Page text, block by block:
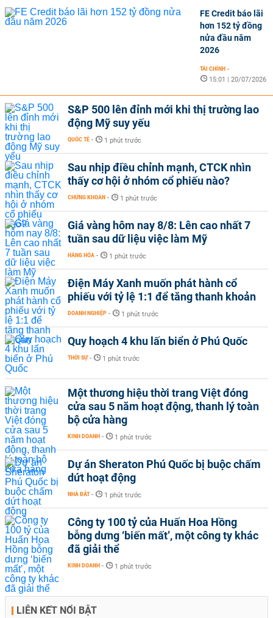
FE Credit báo lãi
hơn 152 tỷ đồng
nửa đầu năm
2026
TÀI CHÍNH -
15:01 | 20/07/2026
S&P 500 lên đỉnh mới khi thị trường lao
động Mỹ suy yếu
QUỐC TẾ - 1 phút trước
Sau nhịp điều chỉnh mạnh, CTCK nhìn
thấy cơ hội ở nhóm cổ phiếu nào?
CHỨNG KHOÁN - 1 phút trước
Giá vàng hôm nay 8/8: Lên cao nhất 7
tuần sau dữ liệu việc làm Mỹ
HÀNG HÓA - 1 phút trước
Điện Máy Xanh muốn phát hành cổ
phiếu với tỷ lệ 1:1 để tăng thanh khoản
DOANH NGHIỆP - 1 phút trước
Quy hoạch 4 khu lấn biển ở Phú Quốc
THỜI SỰ - 1 phút trước
Một thương hiệu thời trang Việt đóng
cửa sau 5 năm hoạt động, thanh lý toàn
bộ cửa hàng
KINH DOANH - 1 phút trước
Dự án Sheraton Phú Quốc bị buộc chấm
dứt hoạt động
NHÀ ĐẤT - 1 phút trước
Công ty 100 tỷ của Huấn Hoa Hồng
bỗng dưng ‘biến mất’, một công ty khác
đã giải thể
KINH DOANH - 1 phút trước
LIÊN KẾT NỔI BẬT